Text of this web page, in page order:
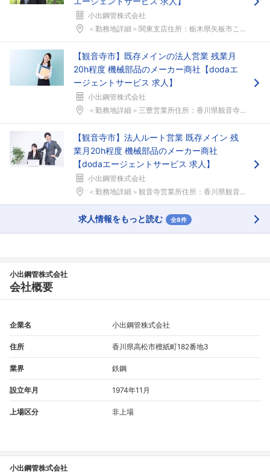
フォローしました
こちらの企業もフォローしませんか？
小出鋼管株式会社
＜勤務地詳細＞関東支店住所：栃木県矢板市こぶし台4...
【観音寺市】既存メインの法人営業 残業月
20h程度 機械部品のメーカー商社【dodaエ
ージェントサービス 求人】
小出鋼管株式会社
＜勤務地詳細＞三豊営業所住所：香川県観音寺市大野原...
【観音寺市】法人ルート営業 既存メイン 残
業月20h程度 機械部品のメーカー商社
【dodaエージェントサービス 求人】
小出鋼管株式会社
＜勤務地詳細＞観音寺営業所住所：香川県観音寺市大野...
求人情報をもっと読む 全8件
小出鋼管株式会社
会社概要
企業名 小出鋼管株式会社
住所 香川県高松市檀紙町182番地3
業界 鉄鋼
設立年月 1974年11月
上場区分 非上場
小出鋼管株式会社